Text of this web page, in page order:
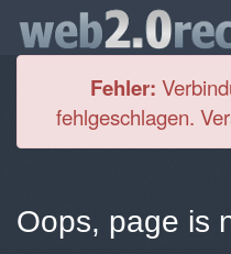
Fehler:
fehlgeschlagen.
Oops, page is